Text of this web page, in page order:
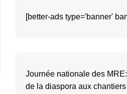
[better-ads type='banner'
Journée nationale des
de la diaspora aux